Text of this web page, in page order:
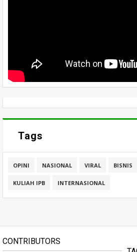
Tags
OPINI NASIONAL VIRAL BISNIS
KULIAH IPB INTERNASIONAL
CONTRIBUTORS